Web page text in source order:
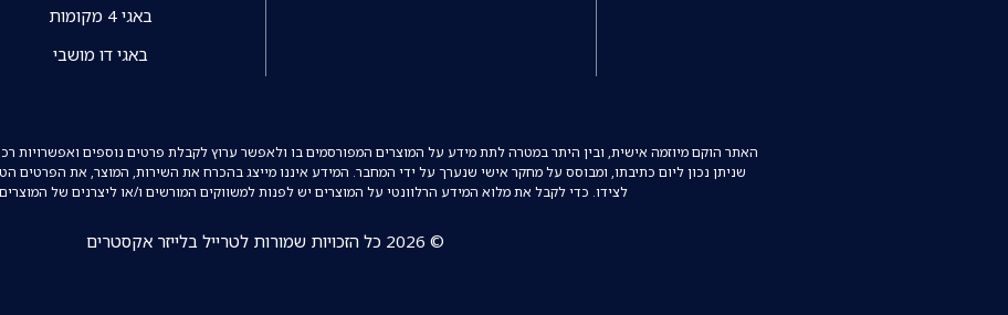
באגי 4 מקומות
באגי דו מושבי
האתר הוקם מיוזמה אישית, ובין היתר במטרה לתת מידע על המוצרים המפורסמים בו ולאפשר ערוץ לקבלת פרטים נוספים ואפשרויות
שניתן נכון ליום כתיבתו, ומבוסס על מחקר אישי שנערך על ידי המחבר. המידע איננו מייצג בהכרח את השירות, המוצר, את הפרטים
לצידו. כדי לקבל את מלוא המידע הרלוונטי על המוצרים יש לפנות למשווקים המורשים ו/או ליצרנים של
© 2026 כל הזכויות שמורות לטרייל בלייזר אקסטרים